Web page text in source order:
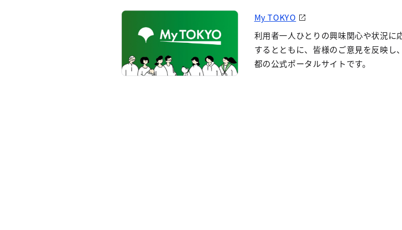
My TOKYO
利用者一人ひとりの興味関心や状況に
するとともに、皆様のご意見を反映し
都の公式ポータルサイトです。